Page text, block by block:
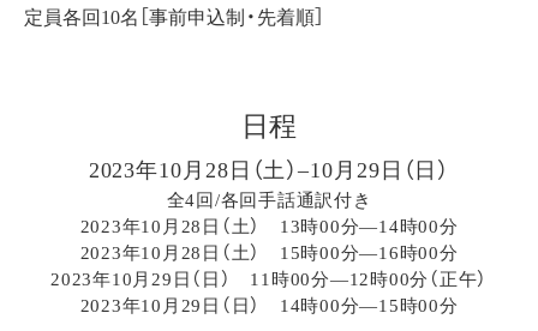
定員各回10名［事前申込制・先着順］
日程
2023年10月28日（土）–10月29日（日）
全4回/各回手話通訳付き
2023年10月28日（土） 13時00分―14時00分
2023年10月28日（土） 15時00分―16時00分
2023年10月29日（日） 11時00分―12時00分（正午）
2023年10月29日（日） 14時00分―15時00分